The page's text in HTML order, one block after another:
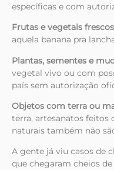
específicas e com
Frutas e vegetais
aquela banana pra
Plantas, sementes e
vegetal vivo ou com
país sem autorização
Objetos com terra ou
terra, artesanatos feitos
naturais também não
A gente já viu casos de
que chegaram cheios